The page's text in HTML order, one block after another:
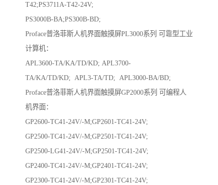
T42;PS3711A-T42-24V;
PS3000B-BA;PS300B-BD;
Proface普洛菲斯人机界面触摸屏PL3000系列 可靠型工业
计算机：
APL3600-TA/KA/TD/KD; APL3700-
TA/KA/TD/KD; APL3-TA/TD; APL3000-BA/BD;
Proface普洛菲斯人机界面触摸屏GP2000系列 可编程人
机界面：
GP2600-TC41-24V/-M;GP2601-TC41-24V;
GP2500-TC41-24V/-M;GP2501-TC41-24V;
GP2500-LG41-24V/-M;GP2501-TC41-24V;
GP2400-TC41-24V/-M;GP2401-TC41-24V;
GP2300-TC41-24V/-M;GP2301-TC41-24V;